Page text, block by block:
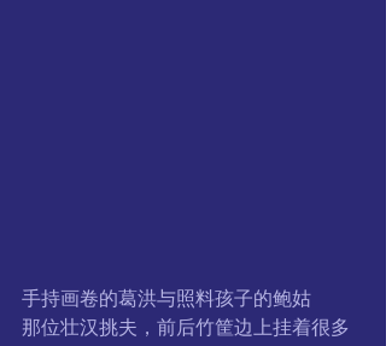
手持画卷的葛洪与照料孩子的鲍姑
那位壮汉挑夫，前后竹筐边上挂着很多